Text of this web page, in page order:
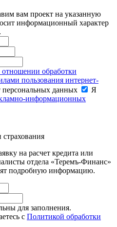
вам проект на указанную
информационный характер
обработки
пользования интернет-
персональных данных
Я
информационных
на расчет кредита или
отдела «Теремъ-Финанс»
подробную информацию.
для заполнения.
с Политикой обработки